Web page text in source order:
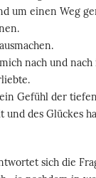
um einen Weg
nach und nach
Gefühl der
und des Glückes
sich die